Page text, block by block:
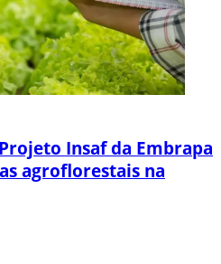
Insaf da Embrapa
agroflorestais na